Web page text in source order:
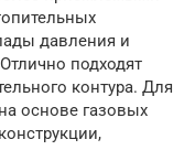
давления и
подходят
контура. Для
основе газовых